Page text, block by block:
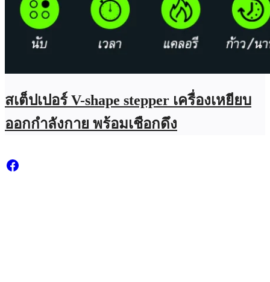
สเต็ปเปอร์ V-shape stepper เครื่องเหยียบ
ออกกำลังกาย พร้อมเชือกดึง